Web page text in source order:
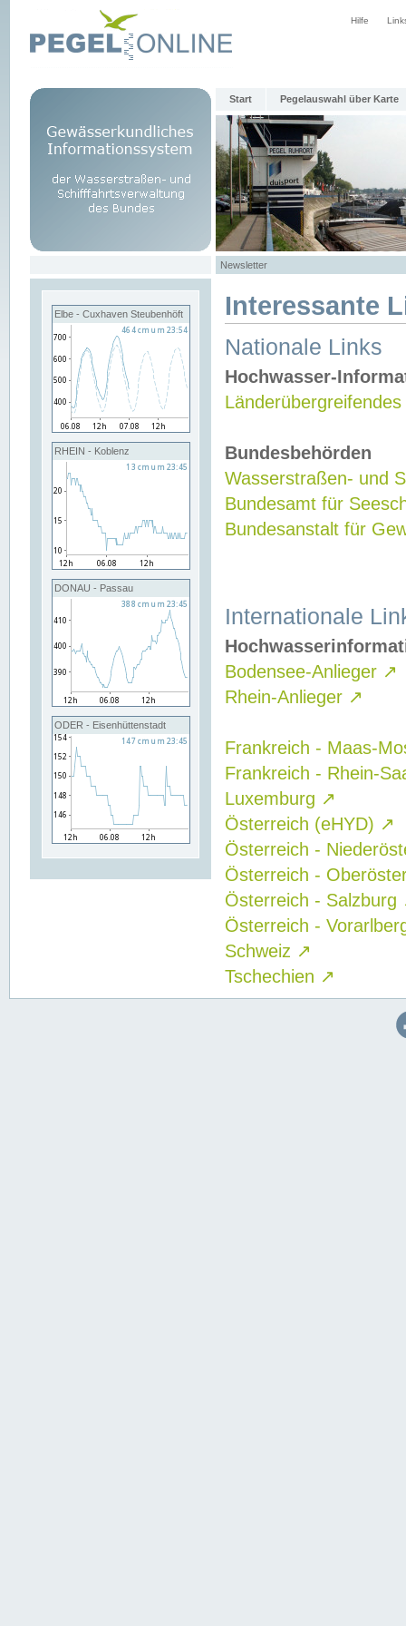
Hilfe
Start Pegelauswahl über Karte
Newsletter
Elbe - Cuxhaven Steubenhöft
RHEIN - Koblenz
DONAU - Passau
ODER - Eisenhüttenstadt
Interessante
Nationale Links
Hochwasser-
Bundesbehörden
Wasserstraßen- und
Bundesamt für
Bundesanstalt für
Internationale
Bodensee-Anlieger ↗
Rhein-Anlieger ↗
Frankreich - Maas-
Frankreich - Rhein-
Luxemburg ↗
Österreich (eHYD) ↗
Österreich -
Österreich -
Österreich - Salzburg
Österreich -
Schweiz ↗
Tschechien ↗